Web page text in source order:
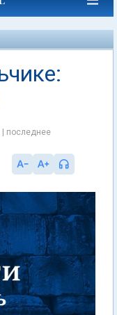
| последнее